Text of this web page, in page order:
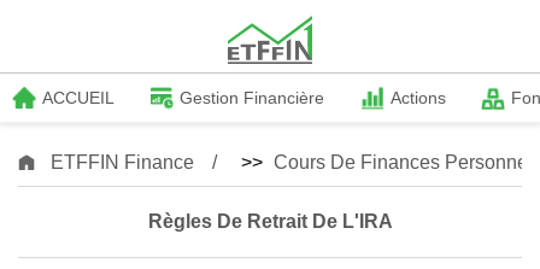
ACCUEIL Gestion Financière Actions
ETFFIN Finance >> Cours De Finances
Règles De Retrait De L'IRA